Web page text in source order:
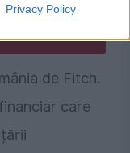
Privacy Policy
de Fitch.
care